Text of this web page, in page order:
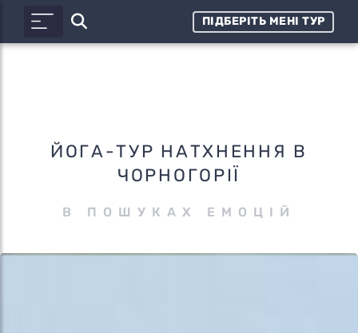
ПІДБЕРІТЬ МЕНІ ТУР
ЙОГА-ТУР НАТХНЕННЯ В
ЧОРНОГОРІЇ
В ПОШУКАХ ЕМОЦІЙ